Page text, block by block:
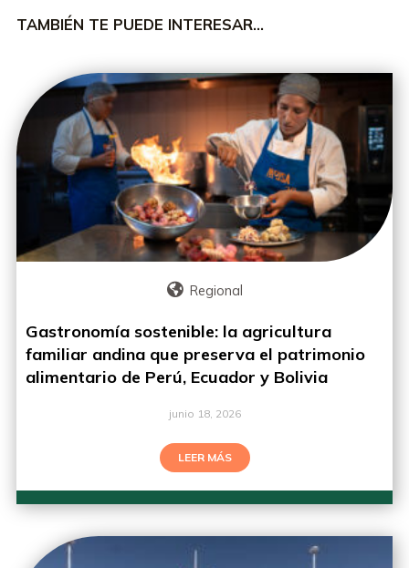
TAMBIÉN TE PUEDE INTERESAR…
Regional
Gastronomía sostenible: la agricultura
familiar andina que preserva el patrimonio
alimentario de Perú, Ecuador y Bolivia
junio 18, 2026
LEER MÁS